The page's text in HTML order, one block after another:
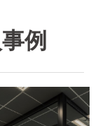
例